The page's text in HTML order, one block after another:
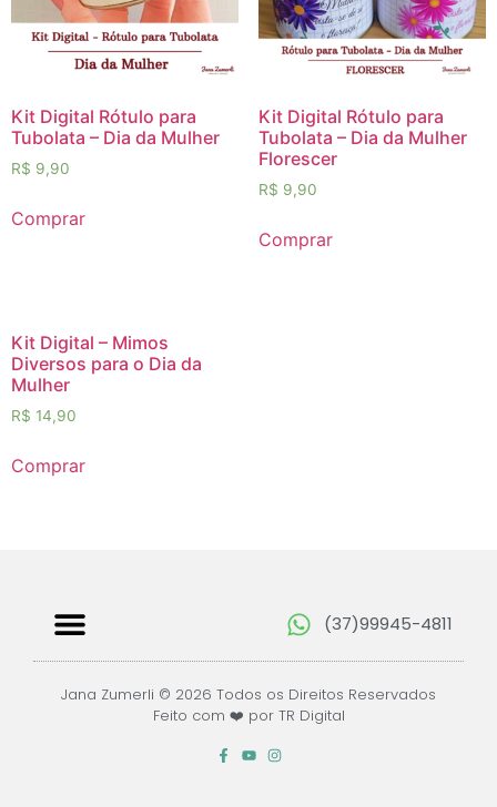
Kit Digital Rótulo para
Tubolata – Dia da Mulher
R$ 9,90
Comprar
Kit Digital Rótulo para
Tubolata – Dia da Mulher
Florescer
R$ 9,90
Comprar
Kit Digital – Mimos
Diversos para o Dia da
Mulher
R$ 14,90
Comprar
(37)99945-4811
Jana Zumerli © 2026 Todos os Direitos Reservados
Feito com ❤️ por TR Digital